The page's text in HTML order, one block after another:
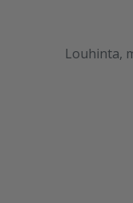
Louhinta,